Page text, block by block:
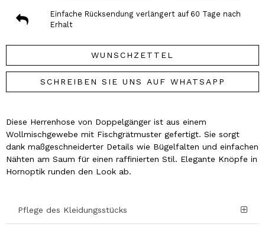
Einfache Rücksendung verlängert auf 60 Tage nach
Erhalt
WUNSCHZETTEL
SCHREIBEN SIE UNS AUF WHATSAPP
Diese Herrenhose von Doppelgänger ist aus einem
Wollmischgewebe mit Fischgrätmuster gefertigt. Sie sorgt
dank maßgeschneiderter Details wie Bügelfalten und einfachen
Nähten am Saum für einen raffinierten Stil. Elegante Knöpfe in
Hornoptik runden den Look ab.
Pflege des Kleidungsstücks